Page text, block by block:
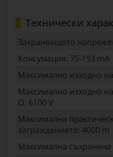
Технически
Захранващото
Консумация: 75-193 mA
Максимално изходно
Максимално изходно
Ω: 6100 V
Максимална
заграждението: 4000 m
Максимална съхранена